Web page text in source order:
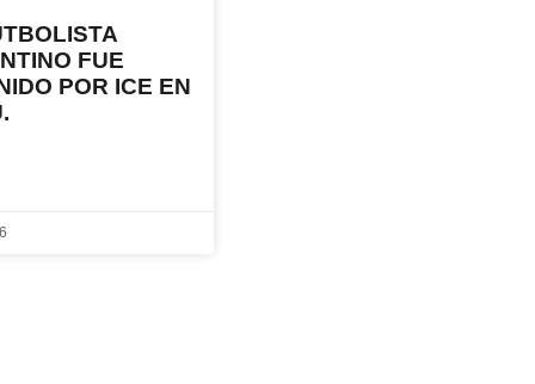
FUE
POR ICE EN